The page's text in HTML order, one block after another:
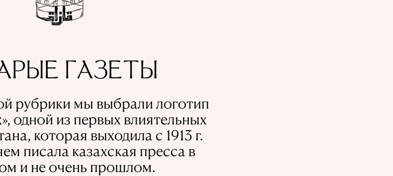
ГАЗЕТЫ
рубрики мы выбрали логотип
одной из первых влиятельных
которая выходила с 1913 г.
писала казахская пресса в
и не очень прошлом.